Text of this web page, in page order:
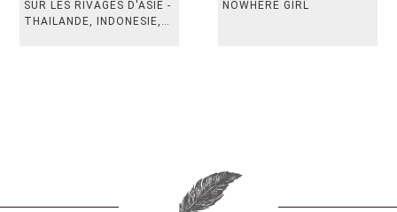
SUR LES RIVAGES D'ASIE -
THAILANDE, INDONESIE,
NOWHERE GIRL